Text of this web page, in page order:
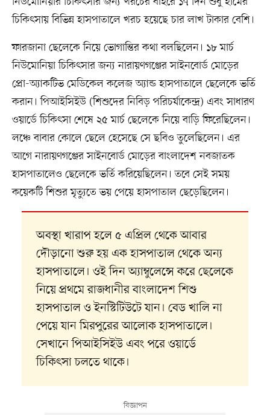
চিকিৎসায় বিভিন্ন হাসপাতালে খরচ হয়েছে চার লাখ টাকার বেশি।
ফারজানা ছেলেকে নিয়ে ভোগান্তির কথা বলছিলেন। ১৮ মার্চ
নিউমোনিয়া চিকিৎসার জন্য নারায়ণগঞ্জের সাইনবোর্ড মোড়ের
প্রো-অ্যাকটিভ মেডিকেল কলেজ অ্যান্ড হাসপাতালে ছেলেকে ভর্তি
করান। পিআইসিইউ (শিশুদের নিবিড় পরিচর্যাকেন্দ্র) এবং সাধারণ
ওয়ার্ডে চিকিৎসা শেষে ২৫ মার্চ ছেলেকে নিয়ে বাড়ি ফিরেছিলেন।
লঞ্চে বাবার কোলে ছেলে হেসেছে সে ছবিও তুলেছিলেন। এর
আগে নারায়ণগঞ্জের সাইনবোর্ড মোড়ের বাংলাদেশ নবজাতক
হাসপাতালেও ছেলেকে ভর্তি করিয়েছিলেন। তবে সেই সময়
কয়েকটি শিশুর মৃত্যুতে ভয় পেয়ে হাসপাতাল ছেড়েছিলেন।
অবস্থা খারাপ হলে ৫ এপ্রিল থেকে আবার
দৌড়ানো শুরু হয় এক হাসপাতাল থেকে অন্য
হাসপাতালে। ওই দিন অ্যাম্বুলেন্সে করে ছেলেকে
নিয়ে প্রথমে রাজধানীর বাংলাদেশ শিশু
হাসপাতাল ও ইনস্টিটিউটে যান। বেড খালি না
পেয়ে যান মিরপুরের আলোক হাসপাতালে।
সেখানে পিআইসিইউ এবং পরে ওয়ার্ডে
চিকিৎসা চলতে থাকে।